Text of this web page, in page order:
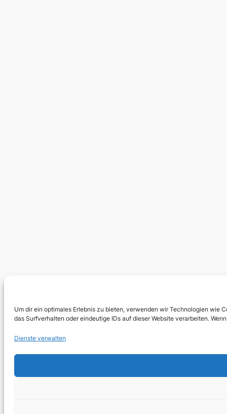
Um dir ein optimales Erlebnis zu bieten, verwenden wir Technologien wie
das Surfverhalten oder eindeutige IDs auf dieser Website verarbeiten.
Dienste verwalten